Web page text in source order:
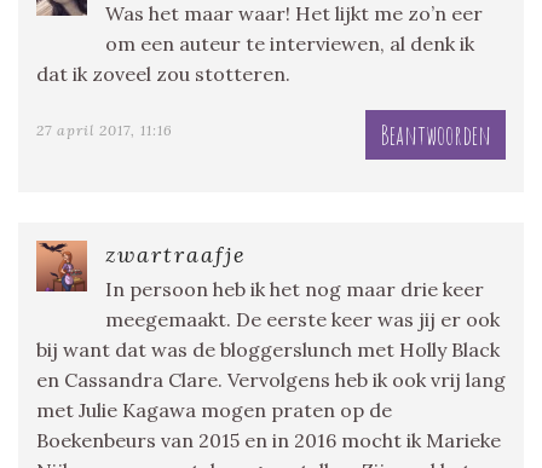
Was het maar waar! Het lijkt me zo’n eer
om een auteur te interviewen, al denk ik
dat ik zoveel zou stotteren.
27 april 2017, 11:16 Beantwoorden
zwartraafje
In persoon heb ik het nog maar drie keer
meegemaakt. De eerste keer was jij er ook
bij want dat was de bloggerslunch met Holly Black
en Cassandra Clare. Vervolgens heb ik ook vrij lang
met Julie Kagawa mogen praten op de
Boekenbeurs van 2015 en in 2016 mocht ik Marieke